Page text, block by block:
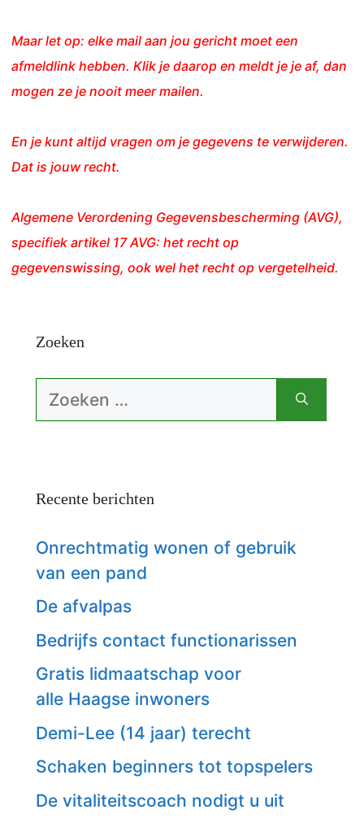
Maar let op: elke mail aan jou gericht moet een
afmeldlink hebben. Klik je daarop en meldt je je af, dan
mogen ze je nooit meer mailen.
En je kunt altijd vragen om je gegevens te verwijderen.
Dat is jouw recht.
Algemene Verordening Gegevensbescherming (AVG),
specifiek artikel 17 AVG: het recht op
gegevenswissing, ook wel het recht op vergetelheid.
Zoeken
Zoek
Recente berichten
Onrechtmatig wonen of gebruik
van een pand
De afvalpas
Bedrijfs contact functionarissen
Gratis lidmaatschap voor
alle Haagse inwoners
Demi-Lee (14 jaar) terecht
Schaken beginners tot topspelers
De vitaliteitscoach nodigt u uit